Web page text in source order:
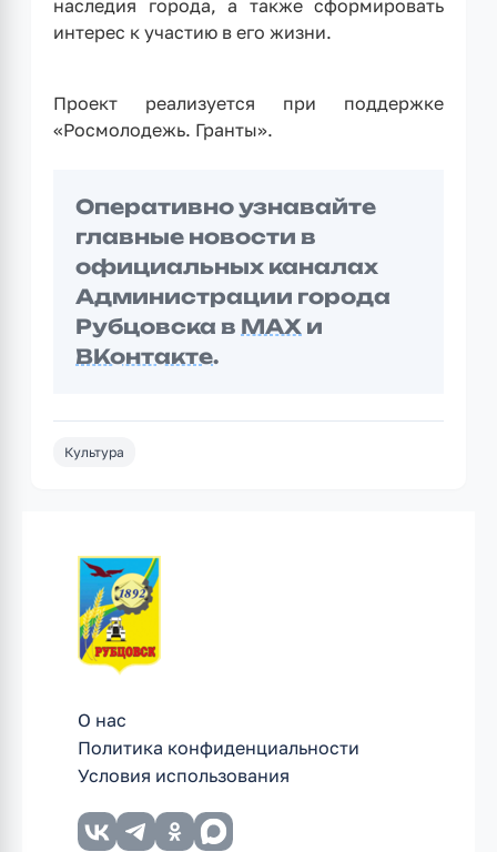
наследия города, а также сформировать
интерес к участию в его жизни.
Проект реализуется при поддержке
«Росмолодежь. Гранты».
Оперативно узнавайте
главные новости в
официальных каналах
Администрации города
Рубцовска в MAX и
ВКонтакте.
Культура
О нас
Политика конфиденциальности
Условия использования